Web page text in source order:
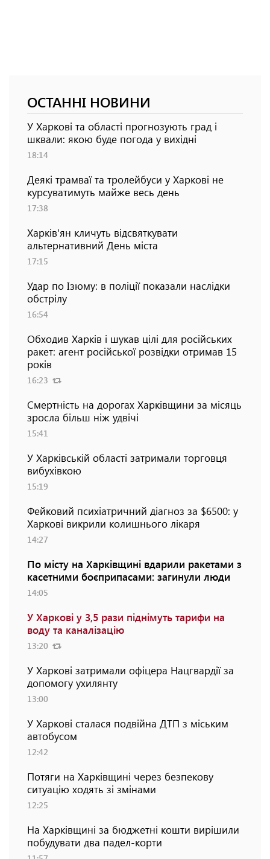
ОСТАННІ НОВИНИ
У Харкові та області прогнозують град і
шквали: якою буде погода у вихідні
18:14
Деякі трамваї та тролейбуси у Харкові не
курсуватимуть майже весь день
17:38
Харків'ян кличуть відсвяткувати
альтернативний День міста
17:15
Удар по Ізюму: в поліції показали наслідки
обстрілу
16:54
Обходив Харків і шукав цілі для російських
ракет: агент російської розвідки отримав 15
років
16:23
Смертність на дорогах Харківщини за місяць
зросла більш ніж удвічі
15:41
У Харківській області затримали торговця
вибухівкою
15:19
Фейковий психіатричний діагноз за $6500: у
Харкові викрили колишнього лікаря
14:27
По місту на Харківщині вдарили ракетами з
касетними боєприпасами: загинули люди
14:05
У Харкові у 3,5 рази піднімуть тарифи на
воду та каналізацію
13:20
У Харкові затримали офіцера Нацгвардії за
допомогу ухилянту
13:00
У Харкові сталася подвійна ДТП з міським
автобусом
12:42
Потяги на Харківщині через безпекову
ситуацію ходять зі змінами
12:25
На Харківщині за бюджетні кошти вирішили
побудувати два падел-корти